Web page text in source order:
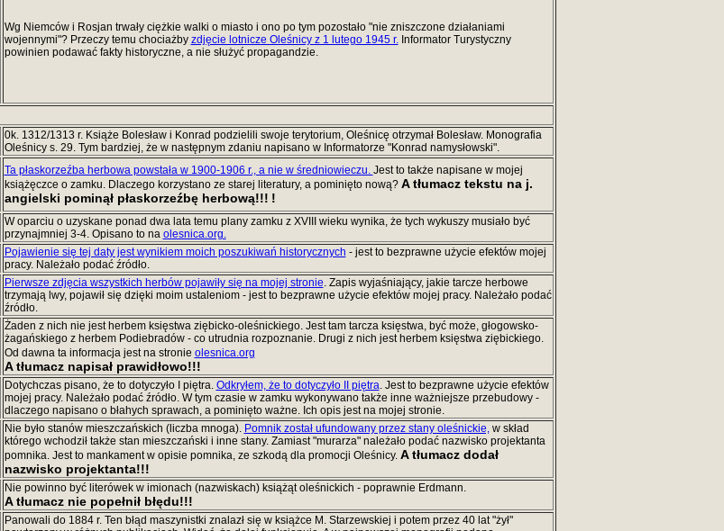
Wg Niemców i Rosjan trwały ciężkie walki o miasto i ono po tym pozostało "nie zniszczone działaniami
wojennymi"? Przeczy temu chociażby zdjęcie lotnicze Oleśnicy z 1 lutego 1945 r.Informator Turystyczny
powinien podawać fakty historyczne, a nie służyć propagandzie.
0k. 1312/1313 r. Książe Bolesław i Konrad podzielili swoje terytorium, Oleśnicę otrzymał Bolesław. Monografia
Oleśnicy s. 29. Tym bardziej, że w następnym zdaniu napisano w Informatorze "Konrad namysłowski".
Ta płaskorzeźba herbowa powstała w 1900-1906 r., a nie w średniowieczu. Jest to także napisane w mojej
książęczce o zamku. Dlaczego korzystano ze starej literatury, a pominięto nową? A tłumacz tekstu na j.
angielski pominął płaskorzeźbę herbową!!! !
W oparciu o uzyskane ponad dwa lata temu plany zamku z XVIII wieku wynika, że tych wykuszy musiało być
przynajmniej 3-4. Opisano to na olesnica.org.
Pojawienie się tej daty jest wynikiem moich poszukiwań historycznych - jest to bezprawne użycie efektów mojej
pracy. Należało podać źródło.
Pierwsze zdjęcia wszystkich herbów pojawiły się na mojej stronie. Zapis wyjaśniający, jakie tarcze herbowe
trzymają lwy, pojawił się dzięki moim ustaleniom - jest to bezprawne użycie efektów mojej pracy. Należało podać
źródło.
Żaden z nich nie jest herbem księstwa ziębicko-oleśnickiego. Jest tam tarcza księstwa, być może, głogowsko-
żagańskiego z herbem Podiebradów - co utrudnia rozpoznanie. Drugi z nich jest herbem księstwa ziębickiego.
Od dawna ta informacja jest na stronie olesnica.org
A tłumacz napisał prawidłowo!!!
Dotychczas pisano, że to dotyczyło I piętra. Odkryłem, że to dotyczyło II piętra. Jest to bezprawne użycie efektów
mojej pracy. Należało podać źródło. W tym czasie w zamku wykonywano także inne ważniejsze przebudowy -
dlaczego napisano o błahych sprawach, a pominięto ważne. Ich opis jest na mojej stronie.
Nie było stanów mieszczańskich (liczba mnoga). Pomnik został ufundowany przez stany oleśnickie,w skład
którego wchodził także stan mieszczański i inne stany. Zamiast "murarza" należało podać nazwisko projektanta
pomnika. Jest to mankament w opisie pomnika, ze szkodą dla promocji Oleśnicy. A tłumacz dodał
nazwisko projektanta!!!
Nie powinno być literówek w imionach (nazwiskach) książąt oleśnickich - poprawnie Erdmann.
A tłumacz nie popełnił błędu!!!
Panowali do 1884 r. Ten błąd maszynistki znalazł się w książce M. Starzewskiej i potem przez 40 lat "żył"